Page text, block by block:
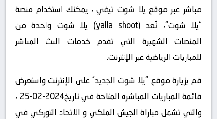
مباشر عبر موقع يلا شوت تيفي، يمكنك استخدام منصة
“يلا شوت“، تُعد (yalla shoot) يلا شوت واحدة من
المنصات الشهيرة التي تقدم خدمات البث المباشر
للمباريات الرياضية عبر الإنترنت.
قم بزيارة موقع “يلا شوت الجديد” على الإنترنت واستعرض
قائمة المباريات المباشرة المتاحة في تاريخ2024-02-25 ،
والتي تشمل مباراة الجيش الملكي و الاتحاد التوركي في